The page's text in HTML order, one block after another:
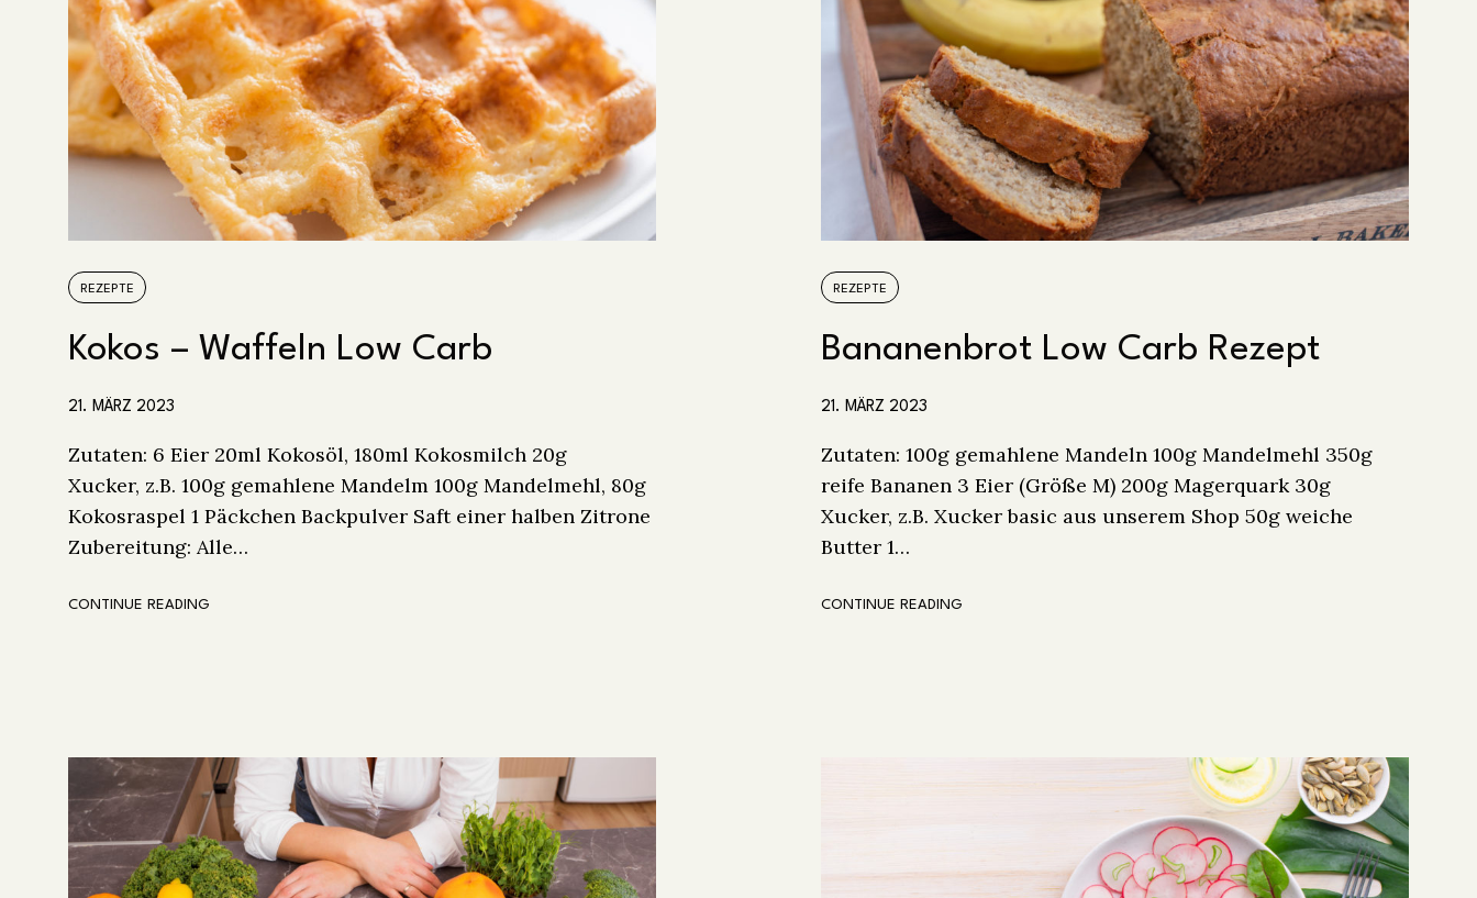
REZEPTE
Kokos – Waffeln Low Carb
21. MÄRZ 2023
Zutaten: 6 Eier 20ml Kokosöl, 180ml Kokosmilch 20g
Xucker, z.B. 100g gemahlene Mandelm 100g Mandelmehl, 80g
Kokosraspel 1 Päckchen Backpulver Saft einer halben Zitrone
Zubereitung: Alle…
CONTINUE READING
REZEPTE
Bananenbrot Low Carb Rezept
21. MÄRZ 2023
Zutaten: 100g gemahlene Mandeln 100g Mandelmehl 350g
reife Bananen 3 Eier (Größe M) 200g Magerquark 30g
Xucker, z.B. Xucker basic aus unserem Shop 50g weiche
Butter 1…
CONTINUE READING